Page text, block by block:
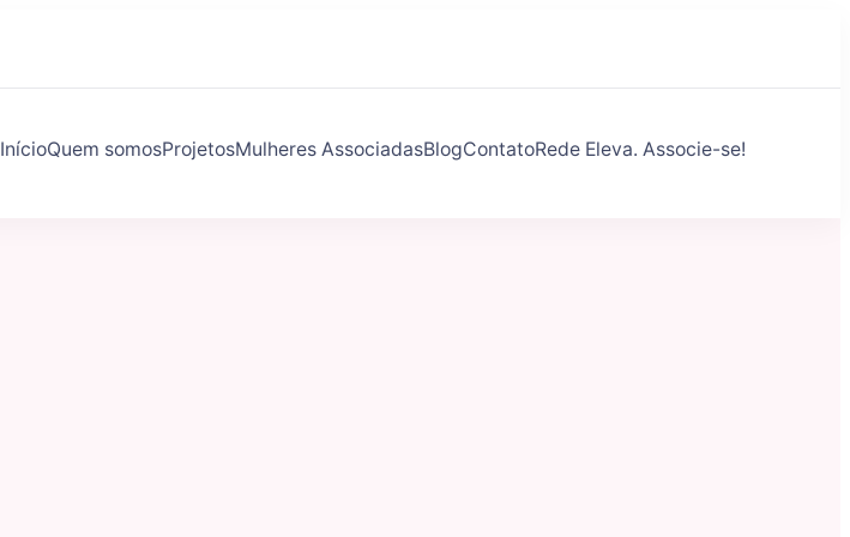
InícioQuem somosProjetosMulheres AssociadasBlogContatoRede Eleva. Associe-se!